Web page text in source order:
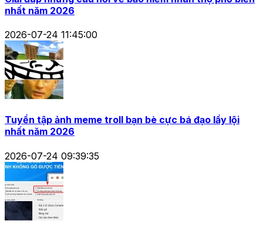
nhất năm 2026
2026-07-24 11:45:00
Tuyển tập ảnh meme troll bạn bè cực bá đạo lầy lội
nhất năm 2026
2026-07-24 09:39:35